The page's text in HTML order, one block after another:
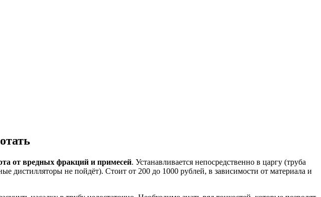
от вредных фракций и примесей. Устанавливается непосредственно в царгу (труба
дистилляторы не пойдёт). Стоит от 200 до 1000 рублей, в зависимости от материала и